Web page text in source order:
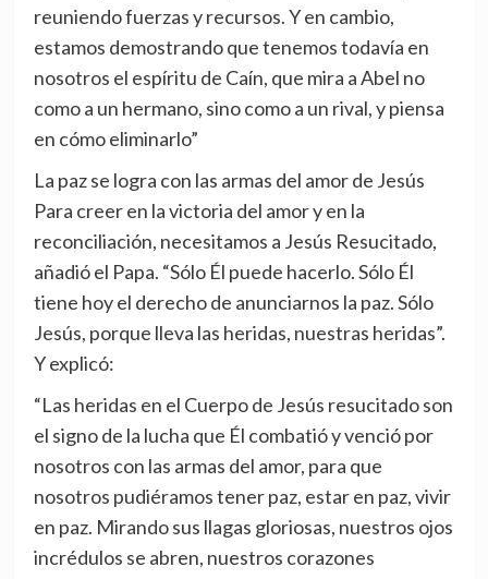
reuniendo fuerzas y recursos. Y en cambio,
estamos demostrando que tenemos todavía en
nosotros el espíritu de Caín, que mira a Abel no
como a un hermano, sino como a un rival, y piensa
en cómo eliminarlo”
La paz se logra con las armas del amor de Jesús
Para creer en la victoria del amor y en la
reconciliación, necesitamos a Jesús Resucitado,
añadió el Papa. “Sólo Él puede hacerlo. Sólo Él
tiene hoy el derecho de anunciarnos la paz. Sólo
Jesús, porque lleva las heridas, nuestras heridas”.
Y explicó:
“Las heridas en el Cuerpo de Jesús resucitado son
el signo de la lucha que Él combatió y venció por
nosotros con las armas del amor, para que
nosotros pudiéramos tener paz, estar en paz, vivir
en paz. Mirando sus llagas gloriosas, nuestros ojos
incrédulos se abren, nuestros corazones